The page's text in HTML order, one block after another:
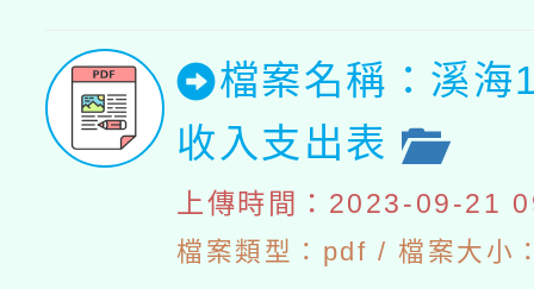
檔案名稱：溪海
收入支出表
上傳時間：2023-09-21
檔案類型：pdf / 檔案大小